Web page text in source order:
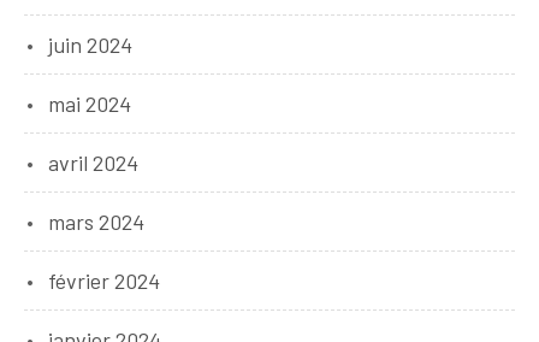
juin 2024
mai 2024
avril 2024
mars 2024
février 2024